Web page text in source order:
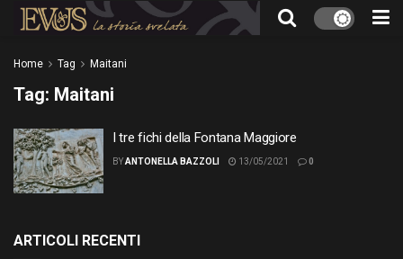
Home Tag Maitani
Tag: Maitani
I tre fichi della Fontana Maggiore
BYANTONELLA BAZZOLI 13/05/2021 0
ARTICOLI RECENTI